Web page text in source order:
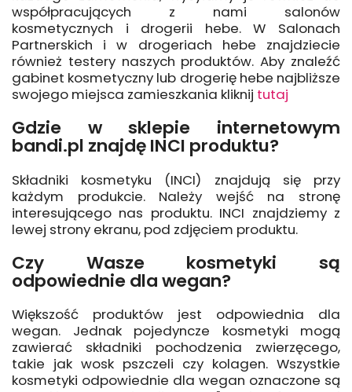
współpracujących z nami salonów
kosmetycznych i drogerii hebe. W Salonach
Partnerskich i w drogeriach hebe znajdziecie
również testery naszych produktów. Aby znaleźć
gabinet kosmetyczny lub drogerię hebe najbliższe
swojego miejsca zamieszkania kliknij tutaj
Gdzie w sklepie internetowym
bandi.pl znajdę INCI produktu?
Składniki kosmetyku (INCI) znajdują się przy
każdym produkcie. Należy wejść na stronę
interesującego nas produktu. INCI znajdziemy z
lewej strony ekranu, pod zdjęciem produktu.
Czy Wasze kosmetyki są
odpowiednie dla wegan?
Większość produktów jest odpowiednia dla
wegan. Jednak pojedyncze kosmetyki mogą
zawierać składniki pochodzenia zwierzęcego,
takie jak wosk pszczeli czy kolagen. Wszystkie
kosmetyki odpowiednie dla wegan oznaczone są